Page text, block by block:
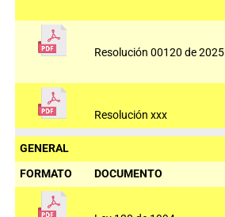
Resolución 00120 de 2025
Resolución xxx
GENERAL
FORMATO
DOCUMENTO